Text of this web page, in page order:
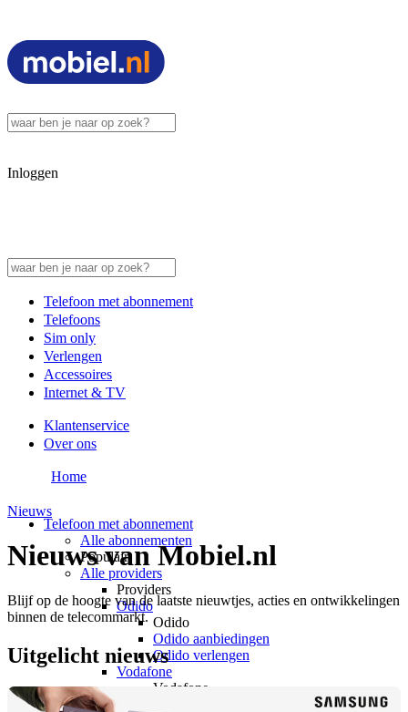
Inloggen
Telefoon met abonnement
Telefoons
Sim only
Verlengen
Accessoires
Internet & TV
Klantenservice
Over ons
Telefoon met abonnement
Alle abonnementen
Populair
Alle providers
Providers
Odido
Odido
Odido aanbiedingen
Odido verlengen
Vodafone
Vodafone
Home
Nieuws
Nieuws van Mobiel.nl
Blijf op de hoogte van de laatste nieuwtjes, acties en ontwikkelingen
binnen de telecommarkt.
Uitgelicht nieuws